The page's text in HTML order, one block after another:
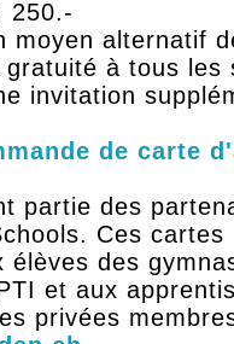
250.-
moyen alternatif
gratuité à tous les
invitation
de carte
partie des
Ces cartes
des
et aux
privées